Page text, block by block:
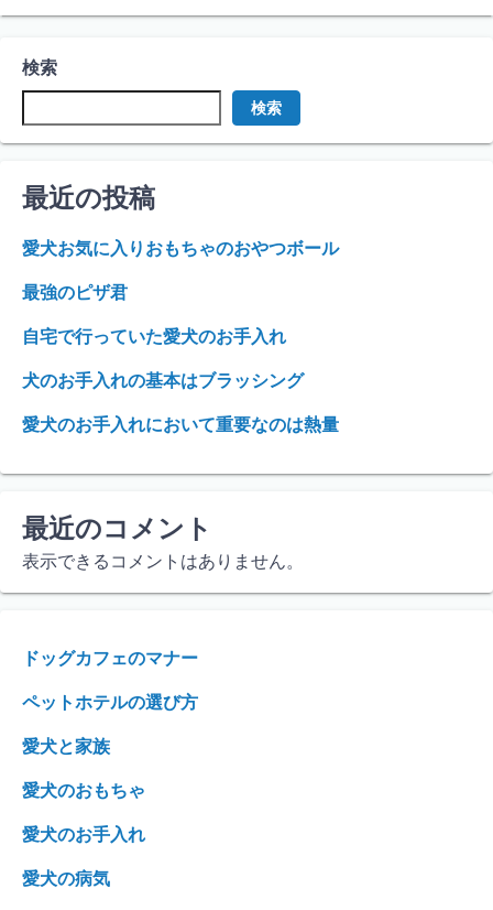
検索
検索
最近の投稿
愛犬お気に入りおもちゃのおやつボール
最強のピザ君
自宅で行っていた愛犬のお手入れ
犬のお手入れの基本はブラッシング
愛犬のお手入れにおいて重要なのは熱量
最近のコメント
表示できるコメントはありません。
ドッグカフェのマナー
ペットホテルの選び方
愛犬と家族
愛犬のおもちゃ
愛犬のお手入れ
愛犬の病気